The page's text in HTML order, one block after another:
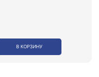
В КОРЗИНУ